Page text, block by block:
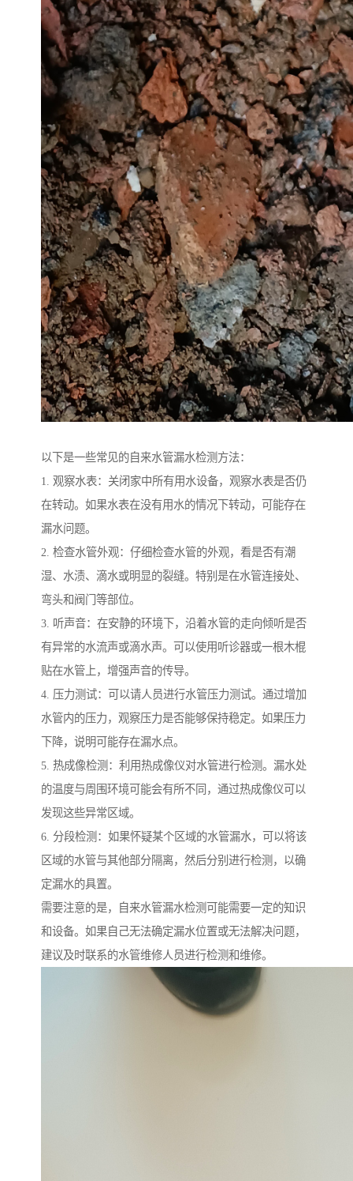
以下是一些常见的自来水管漏水检测方法：
1. 观察水表：关闭家中所有用水设备，观察水表是否仍
在转动。如果水表在没有用水的情况下转动，可能存在
漏水问题。
2. 检查水管外观：仔细检查水管的外观，看是否有潮
湿、水渍、滴水或明显的裂缝。特别是在水管连接处、
弯头和阀门等部位。
3. 听声音：在安静的环境下，沿着水管的走向倾听是否
有异常的水流声或滴水声。可以使用听诊器或一根木棍
贴在水管上，增强声音的传导。
4. 压力测试：可以请人员进行水管压力测试。通过增加
水管内的压力，观察压力是否能够保持稳定。如果压力
下降，说明可能存在漏水点。
5. 热成像检测：利用热成像仪对水管进行检测。漏水处
的温度与周围环境可能会有所不同，通过热成像仪可以
发现这些异常区域。
6. 分段检测：如果怀疑某个区域的水管漏水，可以将该
区域的水管与其他部分隔离，然后分别进行检测，以确
定漏水的具置。
需要注意的是，自来水管漏水检测可能需要一定的知识
和设备。如果自己无法确定漏水位置或无法解决问题，
建议及时联系的水管维修人员进行检测和维修。